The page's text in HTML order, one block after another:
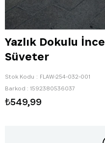
Yazlık Dokulu
Süveter
Stok Kodu
FLAW-254-032-001
Barkod : 1592380536037
₺549,99